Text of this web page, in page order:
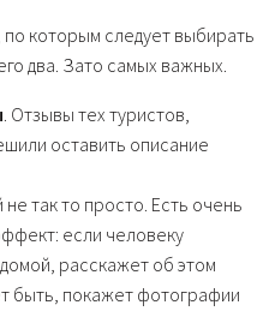
по которым следует выбирать
два. Зато самых важных.
. Отзывы тех туристов,
оставить описание
так то просто. Есть очень
если человеку
расскажет об этом
быть, покажет фотографии